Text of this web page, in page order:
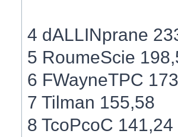
4 dALLINprane
5 RoumeScie
6 FWayneTPC
7 Tilman 155,58
8 TcoPcoC 141,24